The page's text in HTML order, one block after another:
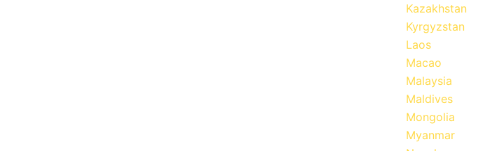
Kazakhstan
Kyrgyzstan
Laos
Macao
Malaysia
Maldives
Mongolia
Myanmar